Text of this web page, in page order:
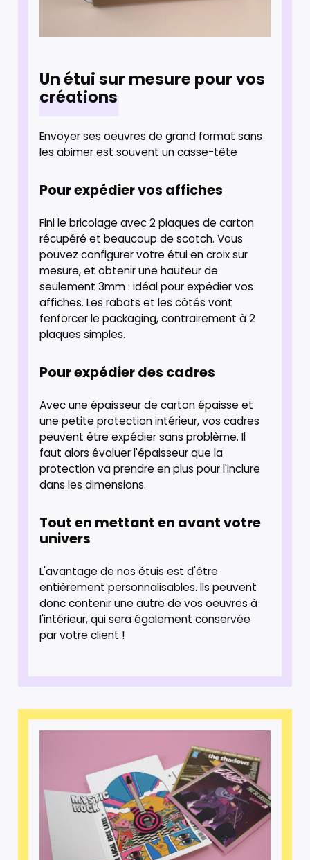
Un étui sur mesure pour vos
créations
Envoyer ses oeuvres de grand format sans
les abimer est souvent un casse-tête
Pour expédier vos affiches
Fini le bricolage avec 2 plaques de carton
récupéré et beaucoup de scotch. Vous
pouvez configurer votre étui en croix sur
mesure, et obtenir une hauteur de
seulement 3mm : idéal pour expédier vos
affiches. Les rabats et les côtés vont
fenforcer le packaging, contrairement à 2
plaques simples.
Pour expédier des cadres
Avec une épaisseur de carton épaisse et
une petite protection intérieur, vos cadres
peuvent être expédier sans problème. Il
faut alors évaluer l'épaisseur que la
protection va prendre en plus pour l'inclure
dans les dimensions.
Tout en mettant en avant votre
univers
L'avantage de nos étuis est d'être
entièrement personnalisables. Ils peuvent
donc contenir une autre de vos oeuvres à
l'intérieur, qui sera également conservée
par votre client !